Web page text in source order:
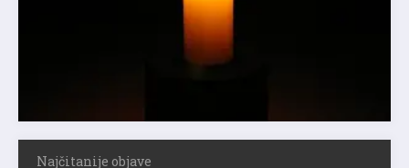
Najčitanije objave